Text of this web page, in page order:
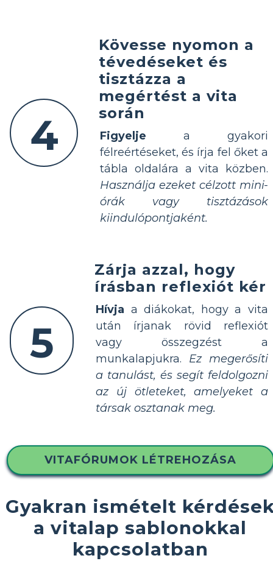
4
Kövesse nyomon a
tévedéseket és
tisztázza a
megértést a vita
során
Figyelje a gyakori
félreértéseket, és írja fel őket a
tábla oldalára a vita közben.
Használja ezeket célzott mini-
órák vagy tisztázások
kiindulópontjaként.
5
Zárja azzal, hogy
írásban reflexiót kér
Hívja a diákokat, hogy a vita
után írjanak rövid reflexiót
vagy összegzést a
munkalapjukra. Ez megerősíti
a tanulást, és segít feldolgozni
az új ötleteket, amelyeket a
társak osztanak meg.
VITAFÓRUMOK LÉTREHOZÁSA
Gyakran ismételt
a vitalap sablonokkal
kapcsolatban